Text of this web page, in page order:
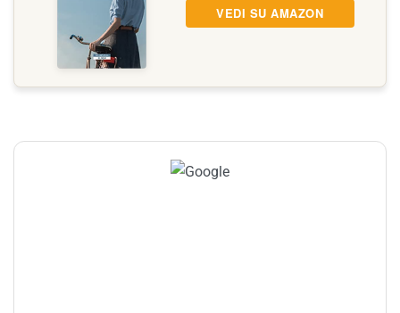
VEDI SU AMAZON